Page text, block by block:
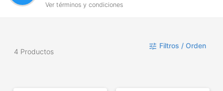
Ver términos y condiciones
4 Productos
tune Filtros / Orden